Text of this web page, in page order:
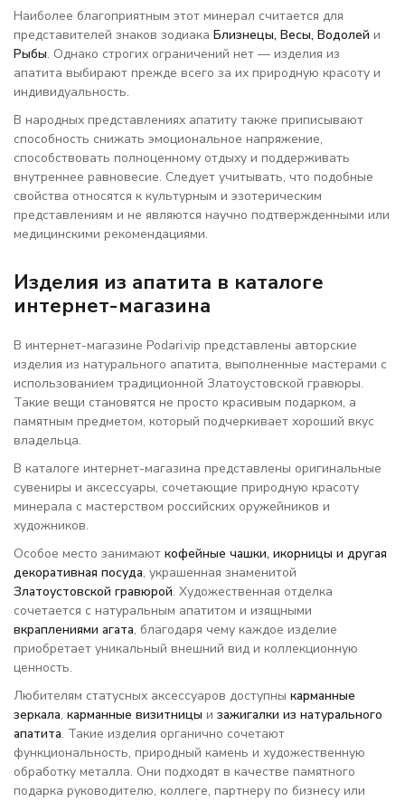
Наиболее благоприятным этот минерал считается для
представителей знаков зодиака Близнецы, Весы, Водолей и
Рыбы. Однако строгих ограничений нет — изделия из
апатита выбирают прежде всего за их природную красоту и
индивидуальность.
В народных представлениях апатиту также приписывают
способность снижать эмоциональное напряжение,
способствовать полноценному отдыху и поддерживать
внутреннее равновесие. Следует учитывать, что подобные
свойства относятся к культурным и эзотерическим
представлениям и не являются научно подтвержденными или
медицинскими рекомендациями.
Изделия из апатита в каталоге
интернет-магазина
В интернет-магазине Podari.vip представлены авторские
изделия из натурального апатита, выполненные мастерами с
использованием традиционной Златоустовской гравюры.
Такие вещи становятся не просто красивым подарком, а
памятным предметом, который подчеркивает хороший вкус
владельца.
В каталоге интернет-магазина представлены оригинальные
сувениры и аксессуары, сочетающие природную красоту
минерала с мастерством российских оружейников и
художников.
Особое место занимают кофейные чашки, икорницы и другая
декоративная посуда, украшенная знаменитой
Златоустовской гравюрой. Художественная отделка
сочетается с натуральным апатитом и изящными
вкраплениями агата, благодаря чему каждое изделие
приобретает уникальный внешний вид и коллекционную
ценность.
Любителям статусных аксессуаров доступны карманные
зеркала, карманные визитницы и зажигалки из натурального
апатита. Такие изделия органично сочетают
функциональность, природный камень и художественную
обработку металла. Они подходят в качестве памятного
подарка руководителю, коллеге, партнеру по бизнесу или